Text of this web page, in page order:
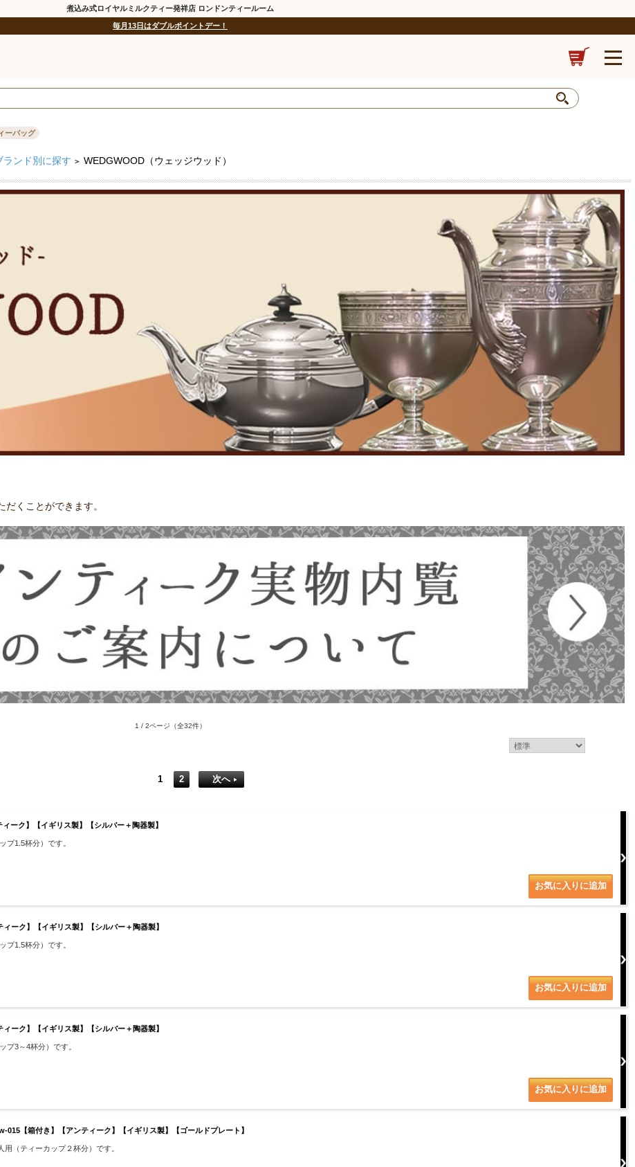
煮込み式ロイヤルミルクティー発祥店 ロンドンティールーム
毎月13日はダブルポイントデー！
ーバッグ
ランド別に探す > WEDGWOOD（ウェッジウッド）
くことができます。
1 / 2ページ （全32件）
1 2 次へ
ーク】【イギリス製】【シルバー＋陶器製】
プ1.5杯分）です。
ーク】【イギリス製】【シルバー＋陶器製】
プ1.5杯分）です。
ーク】【イギリス製】【シルバー＋陶器製】
プ3～4杯分）です。
【箱付き】【アンティーク】【イギリス製】【ゴールドプレート】
（ティーカップ２杯分）です。